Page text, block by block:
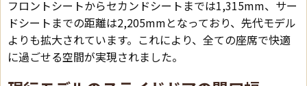
フロントシートからセカンドシートまでは1,315mm、サー
ドシートまでの距離は2,205mmとなっており、先代モデル
よりも拡大されています。これにより、全ての座席で快適
に過ごせる空間が実現されました。